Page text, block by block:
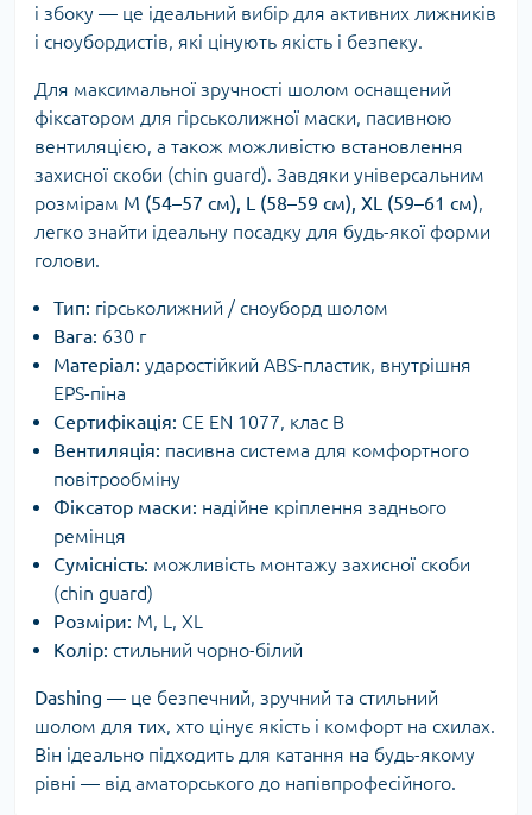
і збоку — це ідеальний вибір для активних лижників
і сноубордистів, які цінують якість і безпеку.
Для максимальної зручності шолом оснащений
фіксатором для гірськолижної маски, пасивною
вентиляцією, а також можливістю встановлення
захисної скоби (chin guard). Завдяки універсальним
розмірам M (54–57 см), L (58–59 см), XL (59–61 см),
легко знайти ідеальну посадку для будь-якої форми
голови.
Тип: гірськолижний / сноуборд шолом
Вага: 630 г
Матеріал: ударостійкий ABS-пластик, внутрішня
EPS-піна
Сертифікація: CE EN 1077, клас B
Вентиляція: пасивна система для комфортного
повітрообміну
Фіксатор маски: надійне кріплення заднього
ремінця
Сумісність: можливість монтажу захисної скоби
(chin guard)
Розміри: M, L, XL
Колір: стильний чорно-білий
Dashing — це безпечний, зручний та стильний
шолом для тих, хто цінує якість і комфорт на схилах.
Він ідеально підходить для катання на будь-якому
рівні — від аматорського до напівпрофесійного.